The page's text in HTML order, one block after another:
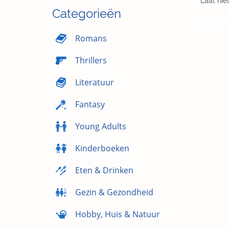
Categorieën
Romans
Thrillers
Literatuur
Fantasy
Young Adults
Kinderboeken
Eten & Drinken
Gezin & Gezondheid
Hobby, Huis & Natuur